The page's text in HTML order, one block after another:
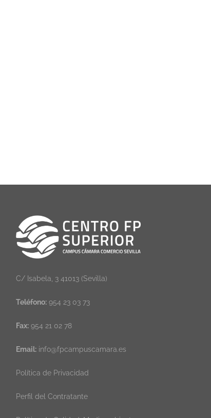
C/ Isabela, 3 41013 (Sevilla)
Teléfono:954 23 03 73
Fax:954 21 02 78
Email: info@fpcampuscamara.es
Política de Privacidad
Perfil del Contratante